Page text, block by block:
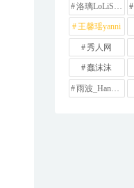
洛璃LoLiSAMA
王馨瑶yanni
秀人网
蠢沫沫
雨波_HaneAme